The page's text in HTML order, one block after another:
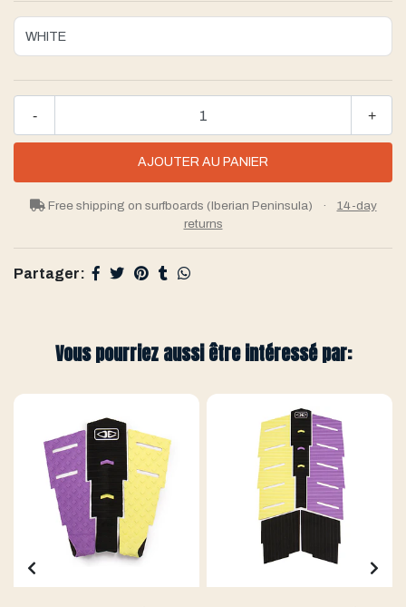
+
-
Free shipping on surfboards (Iberian Peninsula) ·
14-day
returns
Partager:
Vous pourriez aussi être intéressé par: